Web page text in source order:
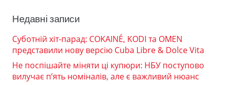
Недавні записи
Суботній хіт-парад: COKAINÉ, KODI та OMEN
представили нову версію Cuba Libre & Dolce Vita
Не поспішайте міняти ці купюри: НБУ поступово
вилучає п’ять номіналів, але є важливий нюанс